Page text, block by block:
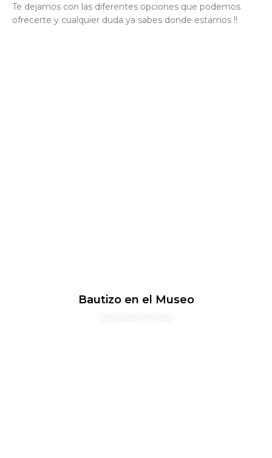
Te dejamos con las diferentes opciones que podemos
ofrecerte y cualquier duda ya sabes donde estamos !!
Bautizo en el Museo